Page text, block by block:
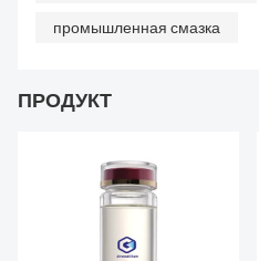
промышленная смазка
ПРОДУКТ